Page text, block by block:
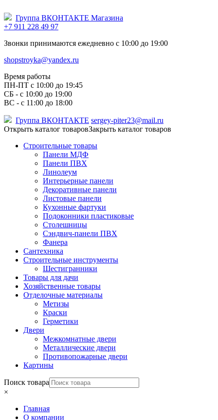
Группа ВКОНТАКТЕ Магазина
+7 911 228 49 97
Звонки принимаются ежедневно с 10:00 до 19:00
shopstroyka@yandex.ru
Время работы
ПН-ПТ c 10:00 до 19:45
СБ - с 10:00 до 19:00
ВС - с 11:00 до 18:00
Группа ВКОНТАКТЕ sergey-piter23@mail.ru
Открыть каталог товаровЗакрыть каталог товаров
Строительные товары
Панели МДФ
Панели ПВХ
Линолеум
Интерьерные панели
Декоративные панели
Листовые панели
Кухонные фартуки
Подоконники пластиковые
Столешницы
Сэндвич-панели ПВХ
Фанера
Сантехника
Строительные инструменты
Шестигранники
Товары для дачи
Хозяйственные товары
Отделочные материалы
Метизы
Краски
Герметики
Двери
Межкомнатные двери
Металлические двери
Противопожарные двери
Картины
Поиск товара
×
Главная
О компании